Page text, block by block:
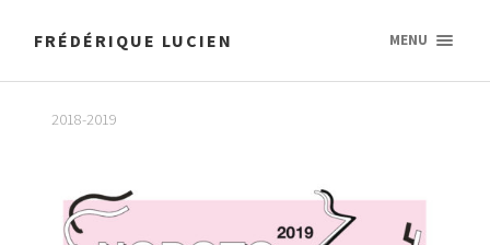
FRÉDÉRIQUE LUCIEN MENU
2018-2019